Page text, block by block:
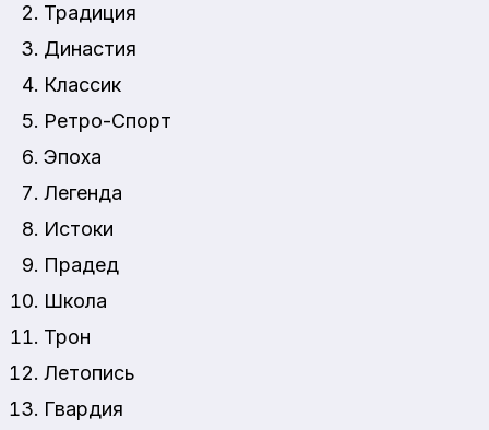
Традиция
Династия
Классик
Ретро-Спорт
Эпоха
Легенда
Истоки
Прадед
Школа
Трон
Летопись
Гвардия